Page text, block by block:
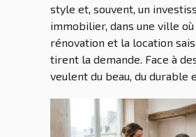
style et, souvent, un
immobilier, dans une ville
rénovation et la location
tirent la demande. Face à
veulent du beau, du durable